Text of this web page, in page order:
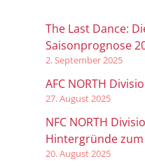
The Last Dance:
Saisonprognose
2. September 2025
AFC NORTH
27. August 2025
NFC NORTH
Hintergründe
20. August 2025